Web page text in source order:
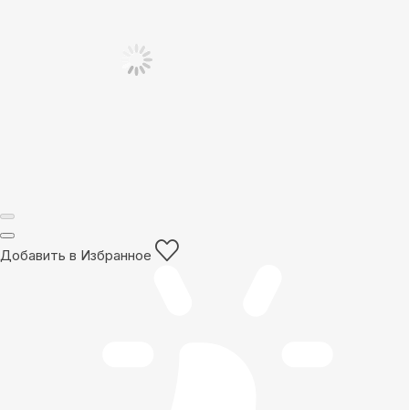
Добавить в Избранное